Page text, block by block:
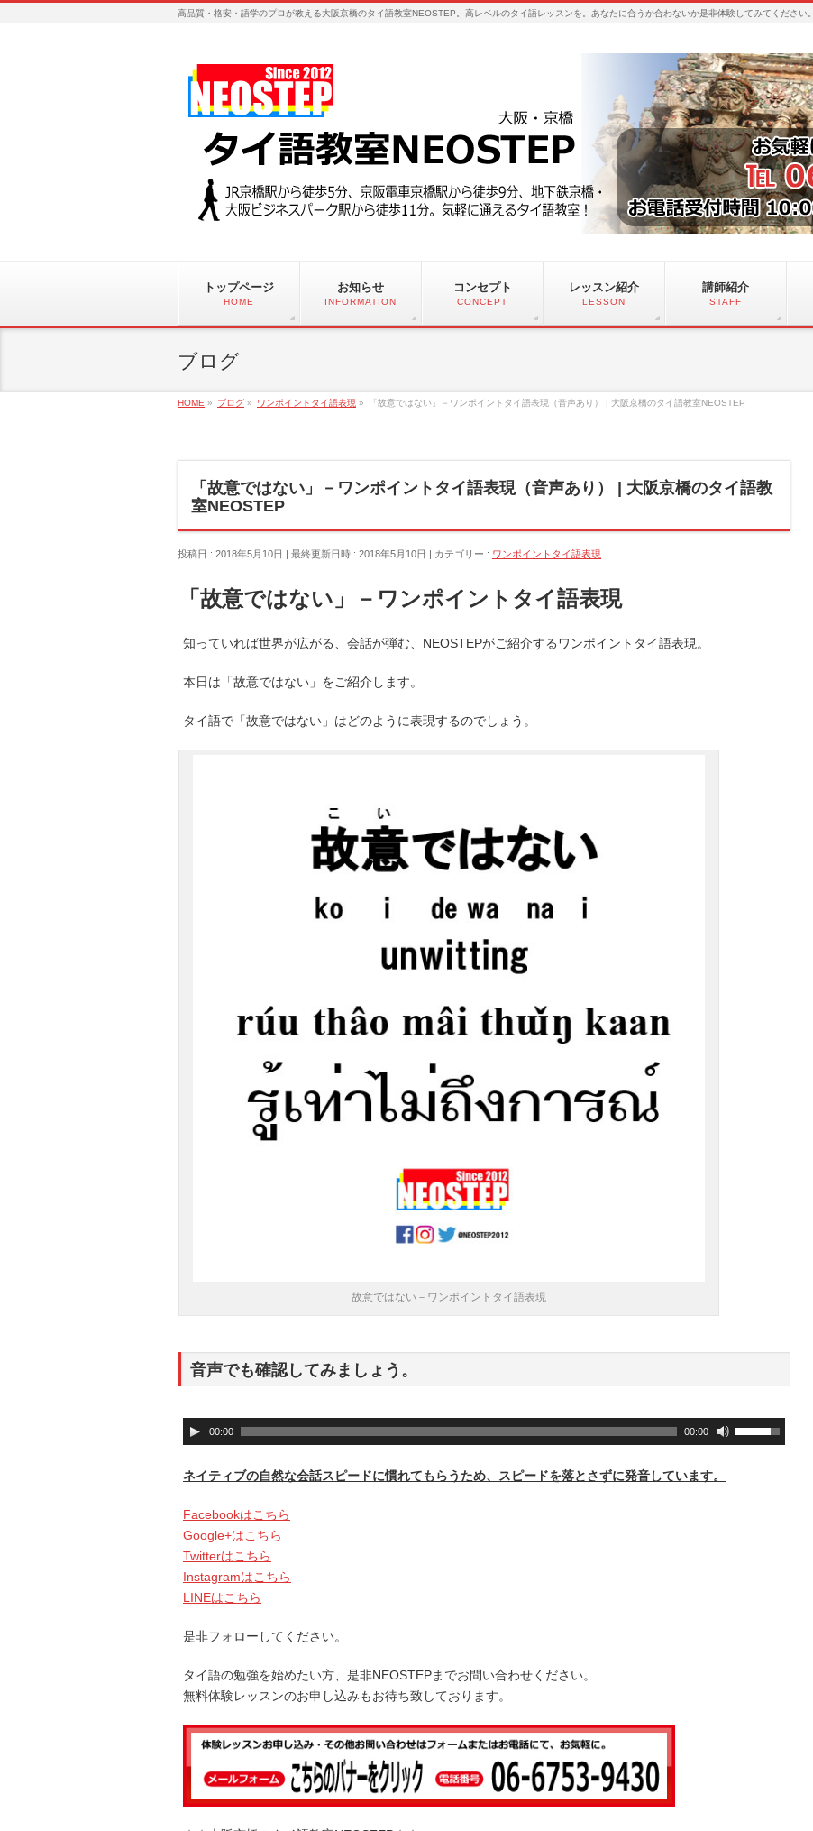
高品質・格安・語学のプロが教える大阪京橋のタイ語教室NEOSTEP。高レベルのタイ語レッスンを。あなたに合うか合わないか是非体験してみてください。
トップページ
HOME
お知らせ
INFORMATION
コンセプト
CONCEPT
レッスン紹介
LESSON
講師紹介
STAFF
ブログ
HOME » ブログ » ワンポイントタイ語表現 » 「故意ではない」－ワンポイントタイ語表現（音声あり） | 大阪京橋のタイ語教室NEOSTEP
「故意ではない」－ワンポイントタイ語表現（音声あり） | 大阪京橋のタイ語教
室NEOSTEP
投稿日 : 2018年5月10日 最終更新日時 : 2018年5月10日 カテゴリー : ワンポイントタイ語表現
「故意ではない」－ワンポイントタイ語表現
知っていれば世界が広がる、会話が弾む、NEOSTEPがご紹介するワンポイントタイ語表現。
本日は「故意ではない」をご紹介します。
タイ語で「故意ではない」はどのように表現するのでしょう。
故意ではない－ワンポイントタイ語表現
音声でも確認してみましょう。
音
声
プ
ー
ヤ
ー
00:00 00:00
ボ
リ
ネイティブの自然な会話スピードに慣れてもらうため、スピードを落とさずに発音しています。
Facebookはこちら
Google+はこちら
Twitterはこちら
Instagramはこちら
LINEはこちら
是非フォローしてください。
タイ語の勉強を始めたい方、是非NEOSTEPまでお問い合わせください。
無料体験レッスンのお申し込みもお待ち致しております。